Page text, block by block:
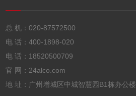
总 机：020-87572500
电 话：400-1898-020
电 话： 18520500709
官 网：24alco.com
地 址：广州增城区中城智慧园B1栋办公楼